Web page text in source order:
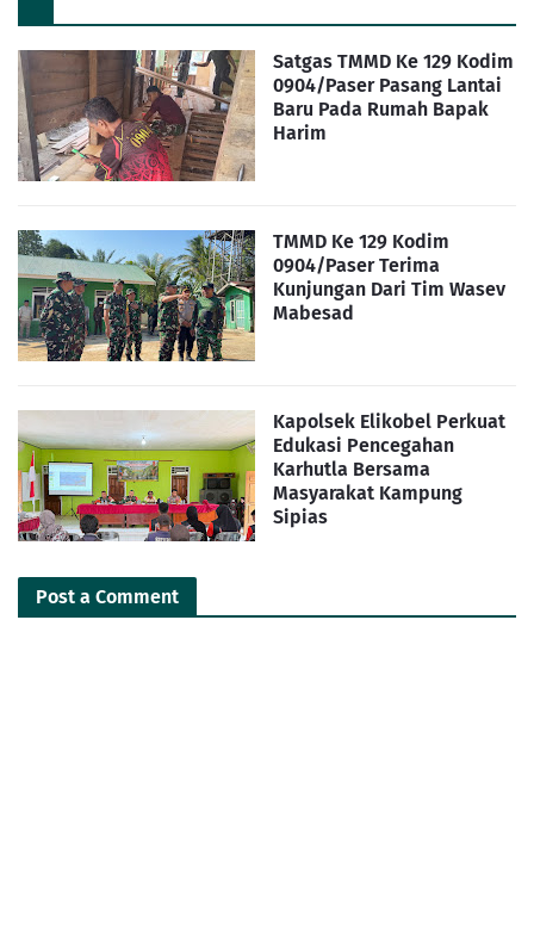
Satgas TMMD Ke 129 Kodim
0904/Paser Pasang Lantai
Baru Pada Rumah Bapak
Harim
TMMD Ke 129 Kodim
0904/Paser Terima
Kunjungan Dari Tim Wasev
Mabesad
Kapolsek Elikobel Perkuat
Edukasi Pencegahan
Karhutla Bersama
Masyarakat Kampung
Sipias
Post a Comment